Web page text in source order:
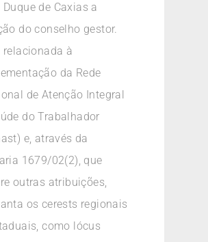
Duque de Caxias a
do conselho gestor.
relacionada à
da Rede
de Atenção Integral
do Trabalhador
e, através da
1679/02(2), que
outras atribuições,
os cerests regionais
como lócus